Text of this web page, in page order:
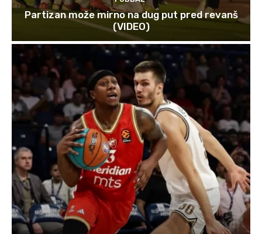
Partizan može mirno na dug put pred revanš
(VIDEO)